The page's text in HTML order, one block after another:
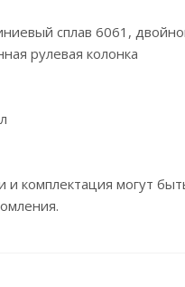
сплав 6061,
рулевая колонка
и комплектация могут